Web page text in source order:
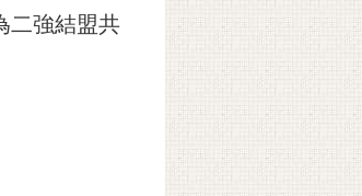
二強結盟共